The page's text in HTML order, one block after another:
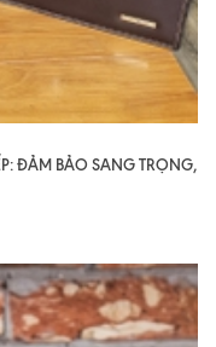
ĐẢM BẢO SANG TRỌNG,